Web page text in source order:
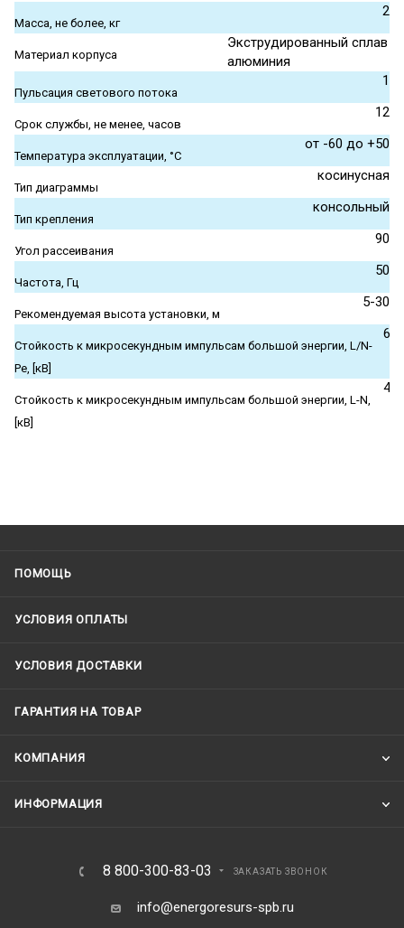
Масса, не более, кг
2
Материал корпуса
Экструдированный сплав
алюминия
Пульсация светового потока
1
Срок службы, не менее, часов
12
Температура эксплуатации, °С
от -60 до +50
Тип диаграммы
косинусная
Тип крепления
консольный
Угол рассеивания
90
Частота, Гц
50
Рекомендуемая высота установки, м
5-30
Стойкость к микросекундным импульсам большой энергии, L/N-
Pe, [кВ]
6
Стойкость к микросекундным импульсам большой энергии, L-N,
[кВ]
4
ПОМОЩЬ
УСЛОВИЯ ОПЛАТЫ
УСЛОВИЯ ДОСТАВКИ
ГАРАНТИЯ НА ТОВАР
КОМПАНИЯ
ИНФОРМАЦИЯ
8 800-300-83-03 ЗАКАЗАТЬ ЗВОНОК
info@energoresurs-spb.ru